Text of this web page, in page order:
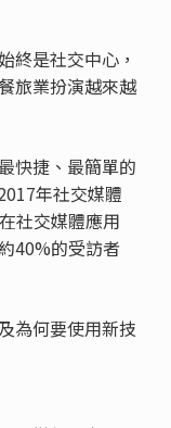
終是社交中心，
旅業扮演越來越
快捷、最簡單的
年社交媒體
社交媒體應用
40%的受訪者
為何要使用新技